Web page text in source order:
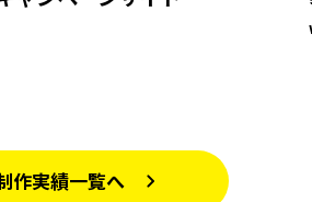
作実績一覧へ